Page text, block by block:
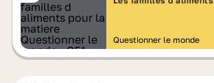
Questionner le monde